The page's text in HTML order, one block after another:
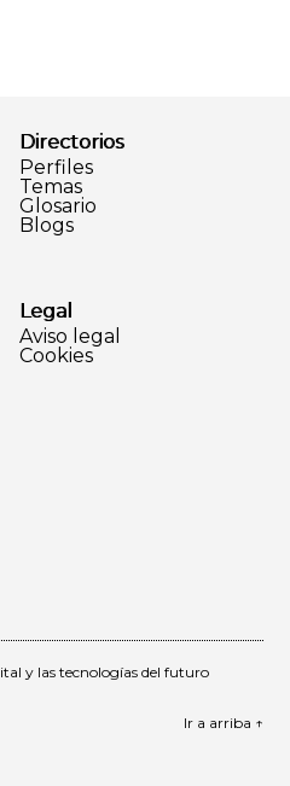
Directorios
Perfiles
Temas
Glosario
Blogs
Legal
Aviso legal
Cookies
y las tecnologías del futuro
Ir a arriba ↑